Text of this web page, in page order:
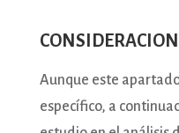
Aunque este
específico, a